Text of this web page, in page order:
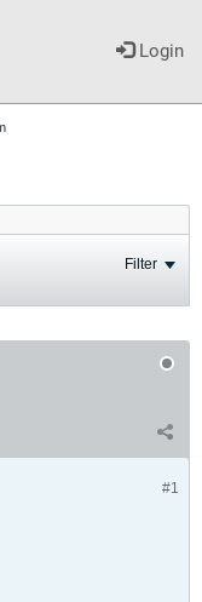
Login
Filter
#1